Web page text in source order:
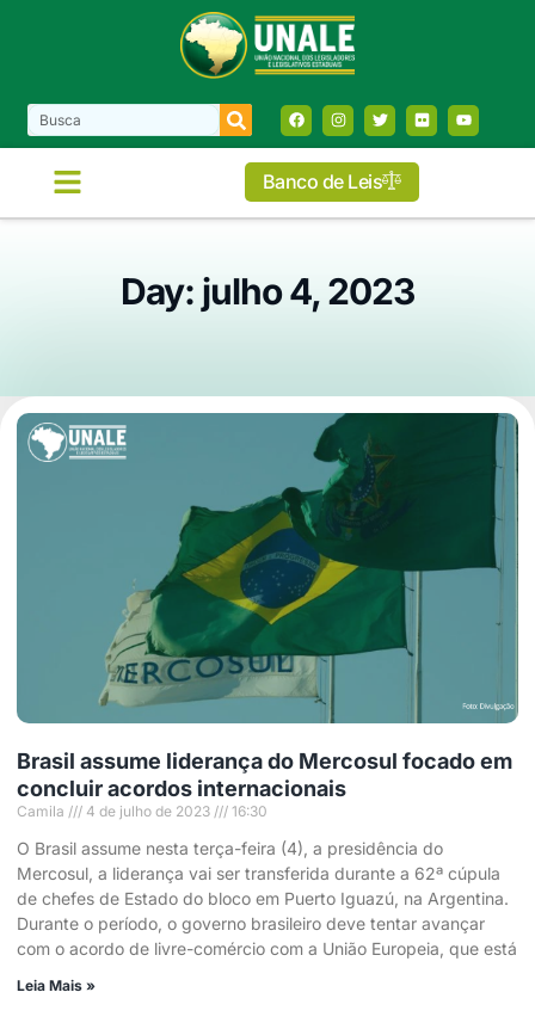
Banco de Leis
Day: julho 4, 2023
Brasil assume liderança do Mercosul focado em
concluir acordos internacionais
Camila 4 de julho de 2023 16:30
O Brasil assume nesta terça-feira (4), a presidência do
Mercosul, a liderança vai ser transferida durante a 62ª cúpula
de chefes de Estado do bloco em Puerto Iguazú, na Argentina.
Durante o período, o governo brasileiro deve tentar avançar
com o acordo de livre-comércio com a União Europeia, que está
Leia Mais »